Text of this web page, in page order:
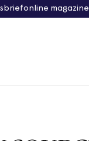
online magazine